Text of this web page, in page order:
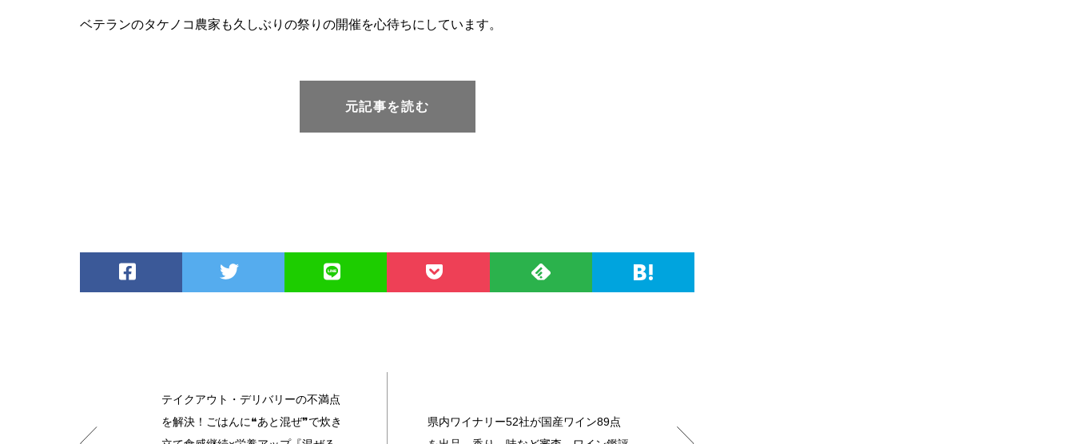
ベテランのタケノコ農家も久しぶりの祭りの開催を心待ちにしています。
元記事を読む
テイクアウト・デリバリーの不満点
を解決！ごはんに❝あと混ぜ❞で炊き
県内ワイナリー52社が国産ワイン89点